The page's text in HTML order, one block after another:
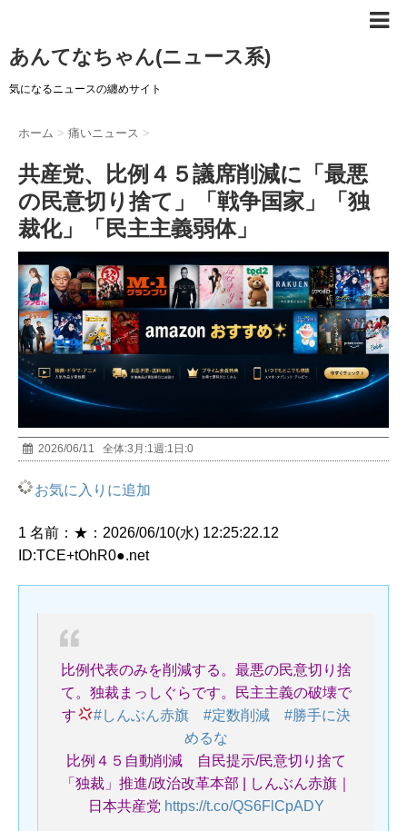
あんてなちゃん(ニュース系)
気になるニュースの纏めサイト
ホーム > 痛いニュース >
共産党、比例４５議席削減に「最悪
の民意切り捨て」「戦争国家」「独
裁化」「民主主義弱体」
2026/06/11 全体:3 月:1 週:1 日:0
お気に入りに追加
1 名前：★：2026/06/10(水) 12:25:22.12
ID:TCE+tOhR0●.net
比例代表のみを削減する。最悪の民意切り捨
て。独裁まっしぐらです。民主主義の破壊で
す
#しんぶん赤旗 #定数削減
#勝手に決
めるな
比例４５自動削減 自民提示/民意切り捨て
「独裁」推進/政治改革本部 | しんぶん赤旗｜
日本共産党 https://t.co/QS6FlCpADY